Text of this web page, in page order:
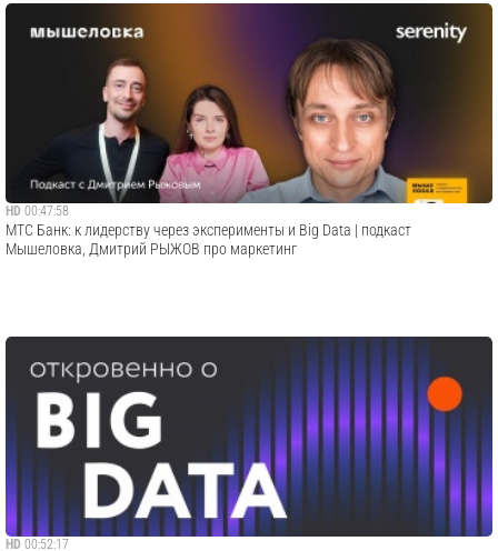
HD 00:47:58
МТС Банк: к лидерству через эксперименты и Big Data | подкаст
Мышеловка, Дмитрий РЫЖОВ про маркетинг
HD 00:52:17